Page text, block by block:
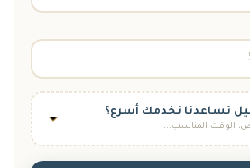
تساعدنا نخدمك أسرع؟
الوقت المناسب...